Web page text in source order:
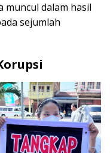
muncul dalam hasil
sejumlah